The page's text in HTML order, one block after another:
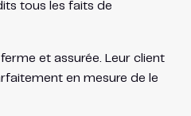
tous les faits de
et assurée. Leur client
en mesure de le